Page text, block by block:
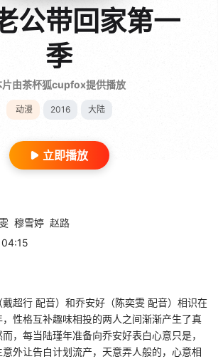
公带回家第一
季
片由茶杯狐cupfox提供播放
动漫 2016 大陆
立即播放
穆雪婷 赵路
行 配音）和乔安好（陈奕雯 配音）相识在
性格互补趣味相投的两人之间渐渐产生了真
，每当陆瑾年准备向乔安好表白心意只是，
外让告白计划流产，天意弄人般的，心意相